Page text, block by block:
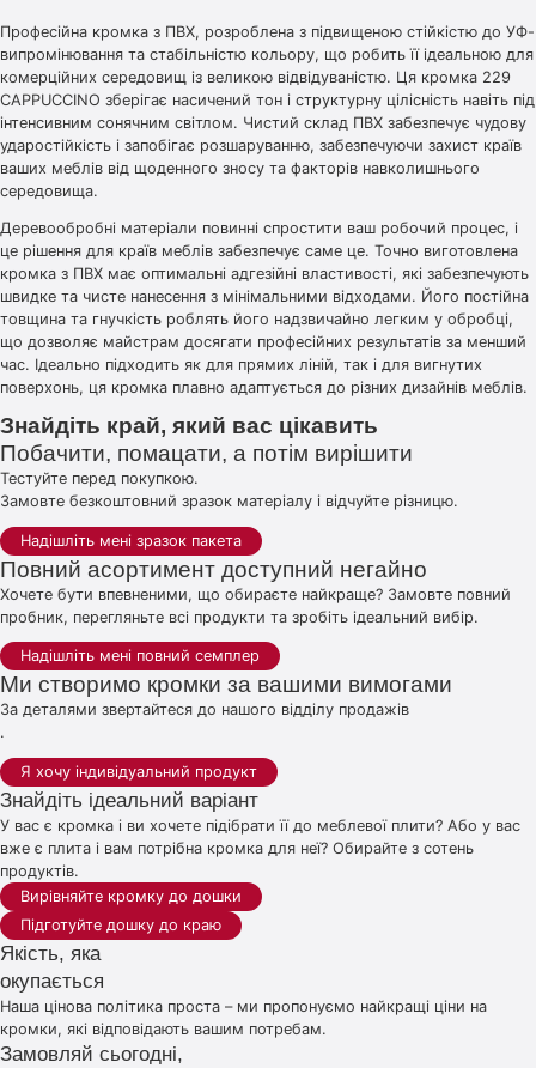
Професійна кромка з ПВХ, розроблена з підвищеною стійкістю до УФ-
випромінювання та стабільністю кольору, що робить її ідеальною для
комерційних середовищ із великою відвідуваністю. Ця кромка 229
CAPPUCCINO зберігає насичений тон і структурну цілісність навіть під
інтенсивним сонячним світлом. Чистий склад ПВХ забезпечує чудову
ударостійкість і запобігає розшаруванню, забезпечуючи захист країв
ваших меблів від щоденного зносу та факторів навколишнього
середовища.
Деревообробні матеріали повинні спростити ваш робочий процес, і
це рішення для країв меблів забезпечує саме це. Точно виготовлена
кромка з ПВХ має оптимальні адгезійні властивості, які забезпечують
швидке та чисте нанесення з мінімальними відходами. Його постійна
товщина та гнучкість роблять його надзвичайно легким у обробці,
що дозволяє майстрам досягати професійних результатів за менший
час. Ідеально підходить як для прямих ліній, так і для вигнутих
поверхонь, ця кромка плавно адаптується до різних дизайнів меблів.
Знайдіть край, який вас цікавить
Побачити, помацати, а потім вирішити
Тестуйте перед покупкою.
Замовте безкоштовний зразок матеріалу і відчуйте різницю.
Надішліть мені зразок пакета
Повний асортимент доступний негайно
Хочете бути впевненими, що обираєте найкраще? Замовте повний
пробник, перегляньте всі продукти та зробіть ідеальний вибір.
Надішліть мені повний семплер
Ми створимо кромки за вашими вимогами
За деталями звертайтеся до нашого відділу продажів
.
Я хочу індивідуальний продукт
Знайдіть ідеальний варіант
У вас є кромка і ви хочете підібрати її до меблевої плити? Або у вас
вже є плита і вам потрібна кромка для неї? Обирайте з сотень
продуктів.
Вирівняйте кромку до дошки
Підготуйте дошку до краю
Якість, яка
окупається
Наша цінова політика проста – ми пропонуємо найкращі ціни на
кромки, які відповідають вашим потребам.
Замовляй сьогодні,